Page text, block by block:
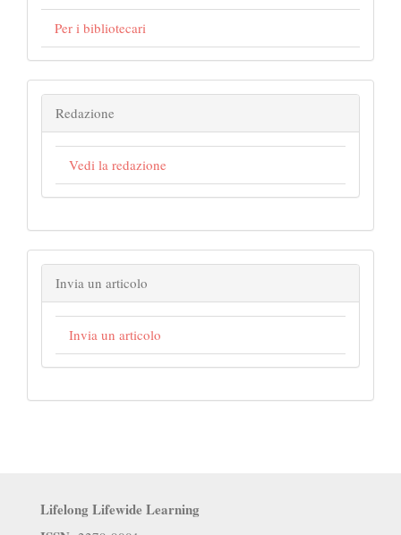
Per i bibliotecari
Redazione
Vedi la redazione
Invia un articolo
Invia un articolo
Lifelong Lifewide Learning